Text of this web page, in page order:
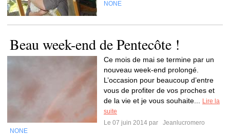
NONE
Beau week-end de Pentecôte !
Ce mois de mai se termine par un
nouveau week-end prolongé.
L’occasion pour beaucoup d’entre
vous de profiter de vos proches et
de la vie et je vous souhaite...
Lire la
suite
Le 07 juin 2014 par
Jeanlucromero
NONE